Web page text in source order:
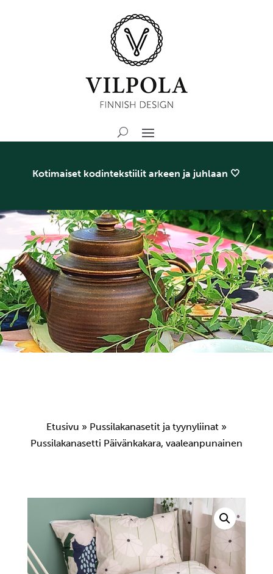
Kotimaiset kodintekstiilit arkeen ja juhlaan 🤍
Etusivu » Pussilakanasetit ja tyynyliinat»
Pussilakanasetti Päivänkakara, vaaleanpunainen